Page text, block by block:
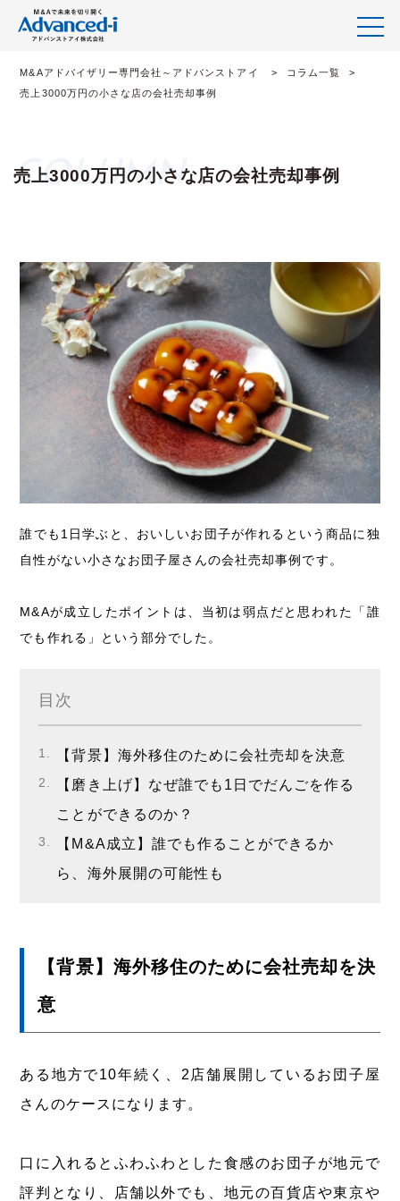
M&Aアドバイザリー専門会社～アドバンストアイ
コラム一覧
売上3000万円の小さな店の会社売却事例
売上3000万円の小さな店の会社売却事例
誰でも1日学ぶと、おいしいお団子が作れるという商品に独
自性がない小さなお団子屋さんの会社売却事例です。
M&Aが成立したポイントは、当初は弱点だと思われた「誰
でも作れる」という部分でした。
目次
【背景】海外移住のために会社売却を決意
【磨き上げ】なぜ誰でも1日でだんごを作る
ことができるのか？
【M&A成立】誰でも作ることができるか
ら、海外展開の可能性も
【背景】海外移住のために会社売却を決
意
ある地方で10年続く、2店舗展開しているお団子屋
さんのケースになります。
口に入れるとふわふわとした食感のお団子が地元で
評判となり、店舗以外でも、地元の百貨店や東京や